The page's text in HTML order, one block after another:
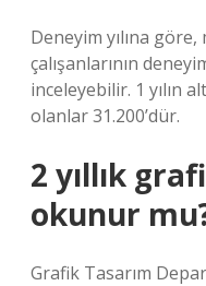
Deneyim yılına göre,
çalışanlarının
inceleyebilir. 1 yılın
olanlar 31.200’dür.
2 yıllık
okunur
Grafik Tasarım